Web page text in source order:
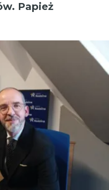
Papież